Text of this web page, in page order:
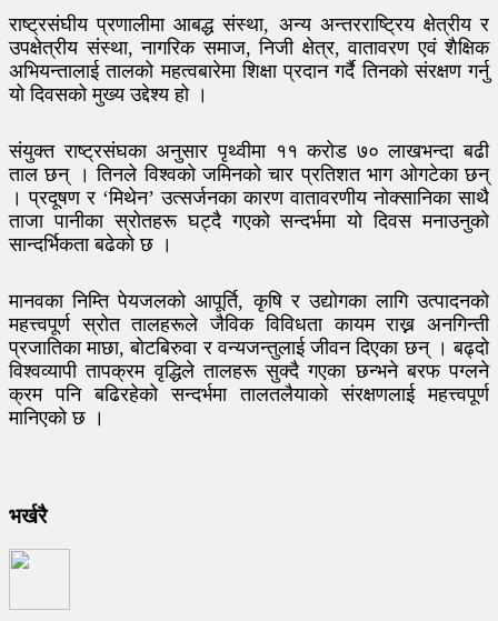
राष्ट्रसंघीय प्रणालीमा आबद्ध संस्था, अन्य अन्तरराष्ट्रिय क्षेत्रीय र
उपक्षेत्रीय संस्था, नागरिक समाज, निजी क्षेत्र, वातावरण एवं शैक्षिक
अभियन्तालाई तालको महत्वबारेमा शिक्षा प्रदान गर्दै तिनको संरक्षण गर्नु
यो दिवसको मुख्य उद्देश्य हो ।
संयुक्त राष्ट्रसंघका अनुसार पृथ्वीमा ११ करोड ७० लाखभन्दा बढी
ताल छन् । तिनले विश्वको जमिनको चार प्रतिशत भाग ओगटेका छन्
। प्रदूषण र ‘मिथेन’ उत्सर्जनका कारण वातावरणीय नोक्सानिका साथै
ताजा पानीका स्रोतहरू घट्दै गएको सन्दर्भमा यो दिवस मनाउनुको
सान्दर्भिकता बढेको छ ।
मानवका निम्ति पेयजलको आपूर्ति, कृषि र उद्योगका लागि उत्पादनको
महत्त्वपूर्ण स्रोत तालहरूले जैविक विविधता कायम राख्न अनगिन्ती
प्रजातिका माछा, बोटबिरुवा र वन्यजन्तुलाई जीवन दिएका छन् । बढ्दो
विश्वव्यापी तापक्रम वृद्धिले तालहरू सुक्दै गएका छन्भने बरफ पग्लने
क्रम पनि बढिरहेको सन्दर्भमा तालतलैयाको संरक्षणलाई महत्त्वपूर्ण
मानिएको छ ।
भर्खरै